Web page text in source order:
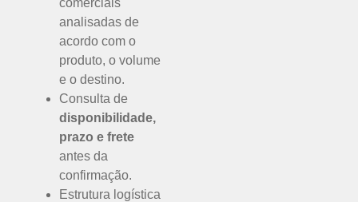
analisadas de
acordo com o
produto, o volume
e o destino.
Consulta de
disponibilidade,
prazo e frete
antes da
confirmação.
Estrutura logística